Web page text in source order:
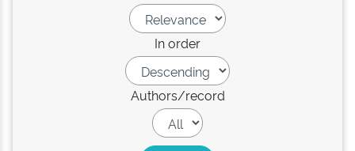
In order
Authors/record